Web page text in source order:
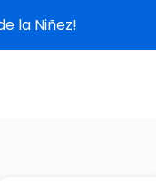
la Niñez!